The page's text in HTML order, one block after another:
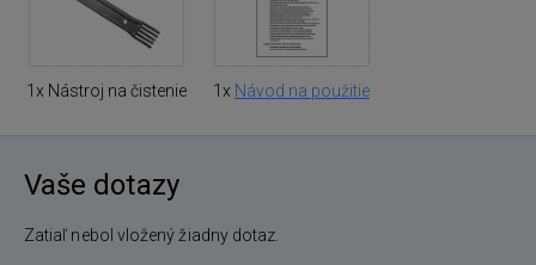
1x Nástroj na čistenie 1x Návod na použitie
Vaše dotazy
Zatiaľ nebol vložený žiadny dotaz.